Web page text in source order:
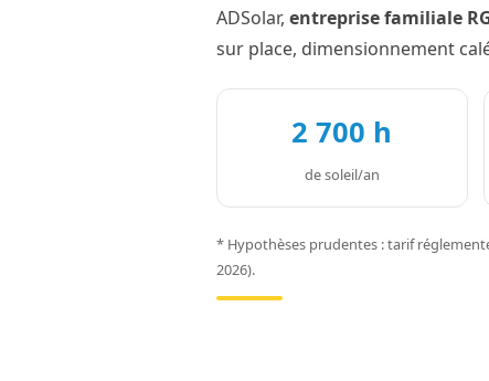
ADSolar, entreprise familiale
sur place, dimensionnement
2 700 h
de soleil/an
* Hypothèses prudentes : tarif
2026).